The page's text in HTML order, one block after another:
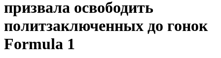
призвала освободить
политзаключенных до гонок
Formula 1